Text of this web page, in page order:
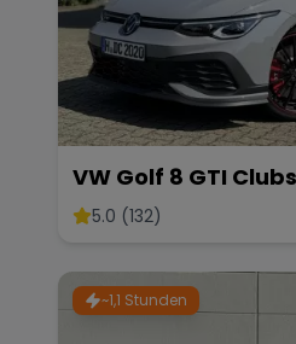
VW Golf 8 GTI
Akrapovic
5.0 (132)
~1,1 Stunden